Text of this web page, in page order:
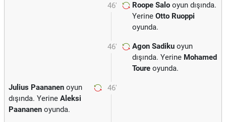
46' Roope Salo oyun dışında.
Yerine Otto Ruoppi
oyunda.
46' Agon Sadiku oyun
dışında. Yerine Mohamed
Toure oyunda.
46'
Julius Paananen oyun
dışında. Yerine Aleksi
Paananen oyunda.